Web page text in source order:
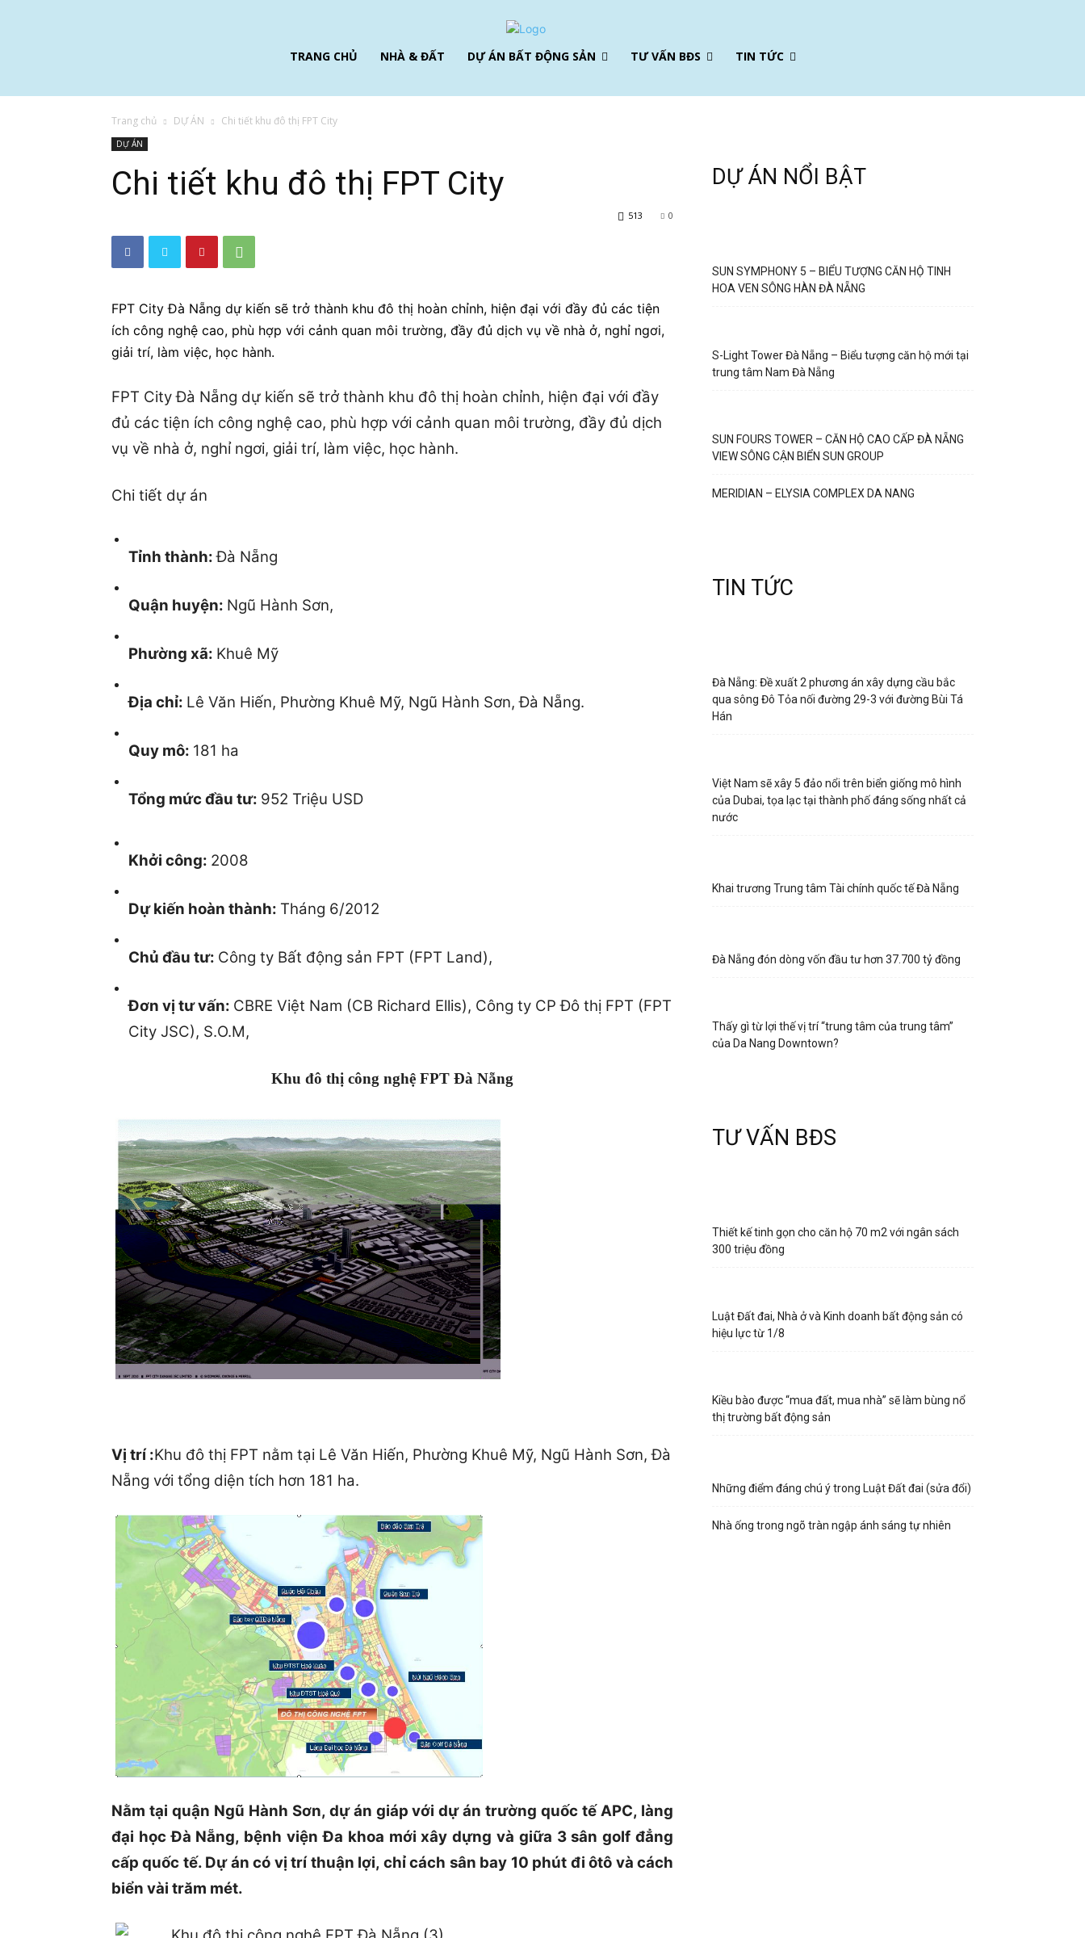
TRANG CHỦ NHÀ & ĐẤT DỰ ÁN BẤT ĐỘNG SẢN TƯ VẤN BĐS TIN TỨC
Trang chủ DỰ ÁN Chi tiết khu đô thị FPT City
DỰ ÁN
Chi tiết khu đô thị FPT City
0
513
FPT City Đà Nẵng dự kiến sẽ trở thành khu đô thị hoàn chỉnh, hiện đại với đầy đủ các tiện
ích công nghệ cao, phù hợp với cảnh quan môi trường, đầy đủ dịch vụ về nhà ở, nghỉ ngơi,
giải trí, làm việc, học hành.
FPT City Đà Nẵng dự kiến sẽ trở thành khu đô thị hoàn chỉnh, hiện đại với đầy
đủ các tiện ích công nghệ cao, phù hợp với cảnh quan môi trường, đầy đủ dịch
vụ về nhà ở, nghỉ ngơi, giải trí, làm việc, học hành.
Chi tiết dự án
Tỉnh thành:Đà Nẵng
Quận huyện: Ngũ Hành Sơn,
Phường xã: Khuê Mỹ
Địa chỉ: Lê Văn Hiến, Phường Khuê Mỹ, Ngũ Hành Sơn, Đà Nẵng.
Quy mô: 181 ha
Tổng mức đầu tư: 952 Triệu USD
Khởi công: 2008
Dự kiến hoàn thành: Tháng 6/2012
Chủ đầu tư: Công ty Bất động sản FPT (FPT Land),
Đơn vị tư vấn: CBRE Việt Nam (CB Richard Ellis), Công ty CP Đô thị FPT (FPT
City JSC), S.O.M,
Khu đô thị công nghệ FPT Đà Nẵng
Vị trí :Khu đô thị FPT nằm tại Lê Văn Hiến, Phường Khuê Mỹ, Ngũ Hành Sơn, Đà
Nẵng với tổng diện tích hơn 181 ha.
Nằm tại quận Ngũ Hành Sơn, dự án giáp với dự án trường quốc tế APC, làng
đại học Đà Nẵng, bệnh viện Đa khoa mới xây dựng và giữa 3 sân golf đẳng
cấp quốc tế. Dự án có vị trí thuận lợi, chỉ cách sân bay 10 phút đi ôtô và cách
biển vài trăm mét.
DỰ ÁN NỔI BẬT
SUN SYMPHONY 5 – BIỂU TƯỢNG CĂN HỘ TINH
HOA VEN SÔNG HÀN ĐÀ NẴNG
S-Light Tower Đà Nẵng – Biểu tượng căn hộ mới tại
trung tâm Nam Đà Nẵng
SUN FOURS TOWER – CĂN HỘ CAO CẤP ĐÀ NẴNG
VIEW SÔNG CẬN BIỂN SUN GROUP
MERIDIAN – ELYSIA COMPLEX DA NANG
TIN TỨC
Đà Nẵng: Đề xuất 2 phương án xây dựng cầu bắc
qua sông Đô Tỏa nối đường 29-3 với đường Bùi Tá
Hán
Việt Nam sẽ xây 5 đảo nổi trên biển giống mô hình
của Dubai, tọa lạc tại thành phố đáng sống nhất cả
nước
Khai trương Trung tâm Tài chính quốc tế Đà Nẵng
Đà Nẵng đón dòng vốn đầu tư hơn 37.700 tỷ đồng
Thấy gì từ lợi thế vị trí “trung tâm của trung tâm”
của Da Nang Downtown?
TƯ VẤN BĐS
Thiết kế tinh gọn cho căn hộ 70 m2 với ngân sách
300 triệu đồng
Luật Đất đai, Nhà ở và Kinh doanh bất động sản có
hiệu lực từ 1/8
Kiều bào được “mua đất, mua nhà” sẽ làm bùng nổ
thị trường bất động sản
Những điểm đáng chú ý trong Luật Đất đai (sửa đổi)
Nhà ống trong ngõ tràn ngập ánh sáng tự nhiên